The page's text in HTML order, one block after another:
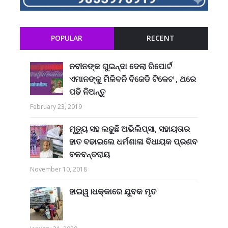
POPULAR RECENT
ନବୀନଙ୍କ ଗୁଇନ୍ଦା ଦେଲା ରିପୋର୍ଟ
ଏମାନଙ୍କୁ ମିଳିବନି ବିଜେଡି ଟିକେଟ , ଥରେ
ପଢି ନିଅନ୍ତୁ
February 23, 2019
ମୃତ୍ୟୁ ସହ ଲଢୁଛି ଅଭିଲିପ୍ସା, ସହାୟତାର
ହାତ ବଢାଇଲେ ଧର୍ମଶାଳା ବିଧାୟକ ପ୍ରଣବ
ବଳବନ୍ତରାୟ
November 10, 2018
ହାଇୱ।ଧକ୍କାରେ ଯୁବକ ମୃତ